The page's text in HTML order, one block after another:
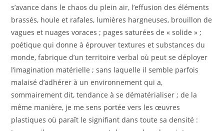
s’avance dans le chaos du plein air, l’effusion des éléments
brassés, houle et rafales, lumières hargneuses, brouillon de
vagues et nuages voraces ; pages saturées de « solide » ;
poétique qui donne à éprouver textures et substances du
monde, fabrique d’un territoire verbal où peut se déployer
l’imagination matérielle ; sans laquelle il semble parfois
malaisé d’adhérer à un environnement qui a,
sommairement dit, tendance à se dématérialiser ; de la
même manière, je me sens portée vers les œuvres
plastiques où paraît le signifiant dans toute sa densité :